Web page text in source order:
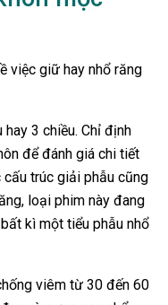
việc giữ hay nhổ răng
3 chiều. Chỉ định
để đánh giá chi tiết
trúc giải phẫu cũng
loại phim này đang
kì một tiểu phẫu nhổ
viêm từ 30 đến 60